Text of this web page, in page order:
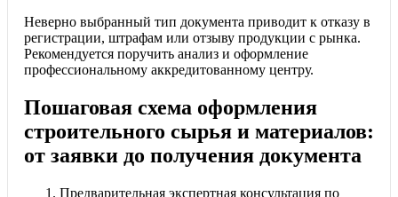
Неверно выбранный тип документа приводит к отказу в
регистрации, штрафам или отзыву продукции с рынка.
Рекомендуется поручить анализ и оформление
профессиональному аккредитованному центру.
Пошаговая схема оформления
строительного сырья и материалов:
от заявки до получения документа
Предварительная экспертная консультация по